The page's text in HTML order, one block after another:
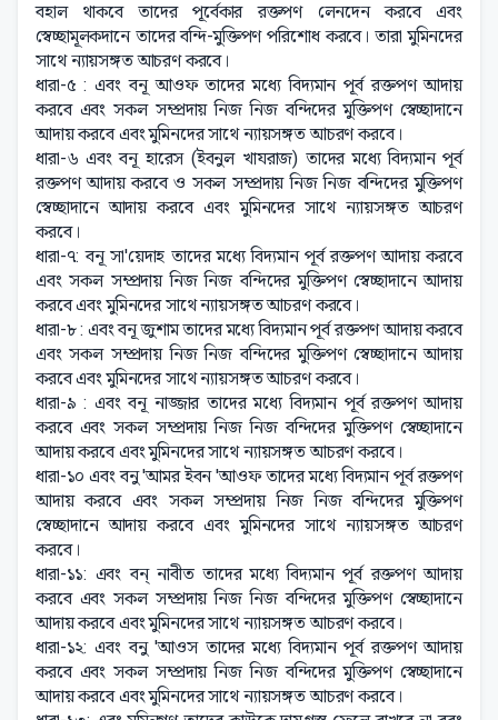
বহাল থাকবে তাদের পূর্বেকার রক্তপণ লেনদেন করবে এবং
স্বেচ্ছামূলকদানে তাদের বন্দি-মুক্তিপণ পরিশোধ করবে। তারা মুমিনদের
সাথে ন্যায়সঙ্গত আচরণ করবে।
ধারা-৫ : এবং বনূ আওফ তাদের মধ্যে বিদ্যমান পূর্ব রক্তপণ আদায়
করবে এবং সকল সম্প্রদায় নিজ নিজ বন্দিদের মুক্তিপণ স্বেচ্ছাদানে
আদায় করবে এবং মুমিনদের সাথে ন্যায়সঙ্গত আচরণ করবে।
ধারা-৬ এবং বনূ হারেস (ইবনুল খাযরাজ) তাদের মধ্যে বিদ্যমান পূর্ব
রক্তপণ আদায় করবে ও সকল সম্প্রদায় নিজ নিজ বন্দিদের মুক্তিপণ
স্বেচ্ছাদানে আদায় করবে এবং মুমিনদের সাথে ন্যায়সঙ্গত আচরণ
করবে।
ধারা-৭: বনূ সা'য়েদাহ তাদের মধ্যে বিদ্যমান পূর্ব রক্তপণ আদায় করবে
এবং সকল সম্প্রদায় নিজ নিজ বন্দিদের মুক্তিপণ স্বেচ্ছাদানে আদায়
করবে এবং মুমিনদের সাথে ন্যায়সঙ্গত আচরণ করবে।
ধারা-৮ : এবং বনূ জুশাম তাদের মধ্যে বিদ্যমান পূর্ব রক্তপণ আদায় করবে
এবং সকল সম্প্রদায় নিজ নিজ বন্দিদের মুক্তিপণ স্বেচ্ছাদানে আদায়
করবে এবং মুমিনদের সাথে ন্যায়সঙ্গত আচরণ করবে।
ধারা-৯ : এবং বনূ নাজ্জার তাদের মধ্যে বিদ্যমান পূর্ব রক্তপণ আদায়
করবে এবং সকল সম্প্রদায় নিজ নিজ বন্দিদের মুক্তিপণ স্বেচ্ছাদানে
আদায় করবে এবং মুমিনদের সাথে ন্যায়সঙ্গত আচরণ করবে।
ধারা-১০ এবং বনু 'আমর ইবন 'আওফ তাদের মধ্যে বিদ্যমান পূর্ব রক্তপণ
আদায় করবে এবং সকল সম্প্রদায় নিজ নিজ বন্দিদের মুক্তিপণ
স্বেচ্ছাদানে আদায় করবে এবং মুমিনদের সাথে ন্যায়সঙ্গত আচরণ
করবে।
ধারা-১১: এবং বন্ নাবীত তাদের মধ্যে বিদ্যমান পূর্ব রক্তপণ আদায়
করবে এবং সকল সম্প্রদায় নিজ নিজ বন্দিদের মুক্তিপণ স্বেচ্ছাদানে
আদায় করবে এবং মুমিনদের সাথে ন্যায়সঙ্গত আচরণ করবে।
ধারা-১২: এবং বনু 'আওস তাদের মধ্যে বিদ্যমান পূর্ব রক্তপণ আদায়
করবে এবং সকল সম্প্রদায় নিজ নিজ বন্দিদের মুক্তিপণ স্বেচ্ছাদানে
আদায় করবে এবং মুমিনদের সাথে ন্যায়সঙ্গত আচরণ করবে।